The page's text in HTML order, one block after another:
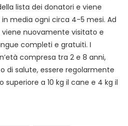
lista dei donatori e viene
media ogni circa 4-5 mesi. Ad
viene nuovamente visitato e
completi e gratuiti. I
compresa tra 2 e 8 anni,
di salute, essere regolarmente
a 10 kg il cane e 4 kg il